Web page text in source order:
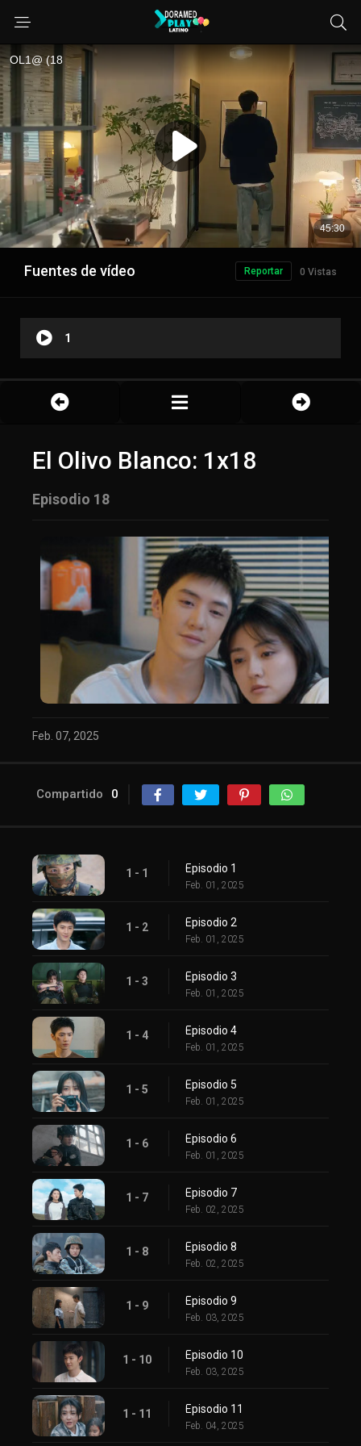
Fuentes de vídeo 0 Vistas
Reportar
1
El Olivo Blanco: 1x18
Episodio 18
Feb. 07, 2025
Compartido 0
1 - 1 Episodio 1
Feb. 01, 2025
1 - 2 Episodio 2
Feb. 01, 2025
1 - 3 Episodio 3
Feb. 01, 2025
1 - 4 Episodio 4
Feb. 01, 2025
1 - 5 Episodio 5
Feb. 01, 2025
1 - 6 Episodio 6
Feb. 01, 2025
1 - 7 Episodio 7
Feb. 02, 2025
1 - 8 Episodio 8
Feb. 02, 2025
1 - 9 Episodio 9
Feb. 03, 2025
1 - 10 Episodio 10
Feb. 03, 2025
1 - 11 Episodio 11
Feb. 04, 2025